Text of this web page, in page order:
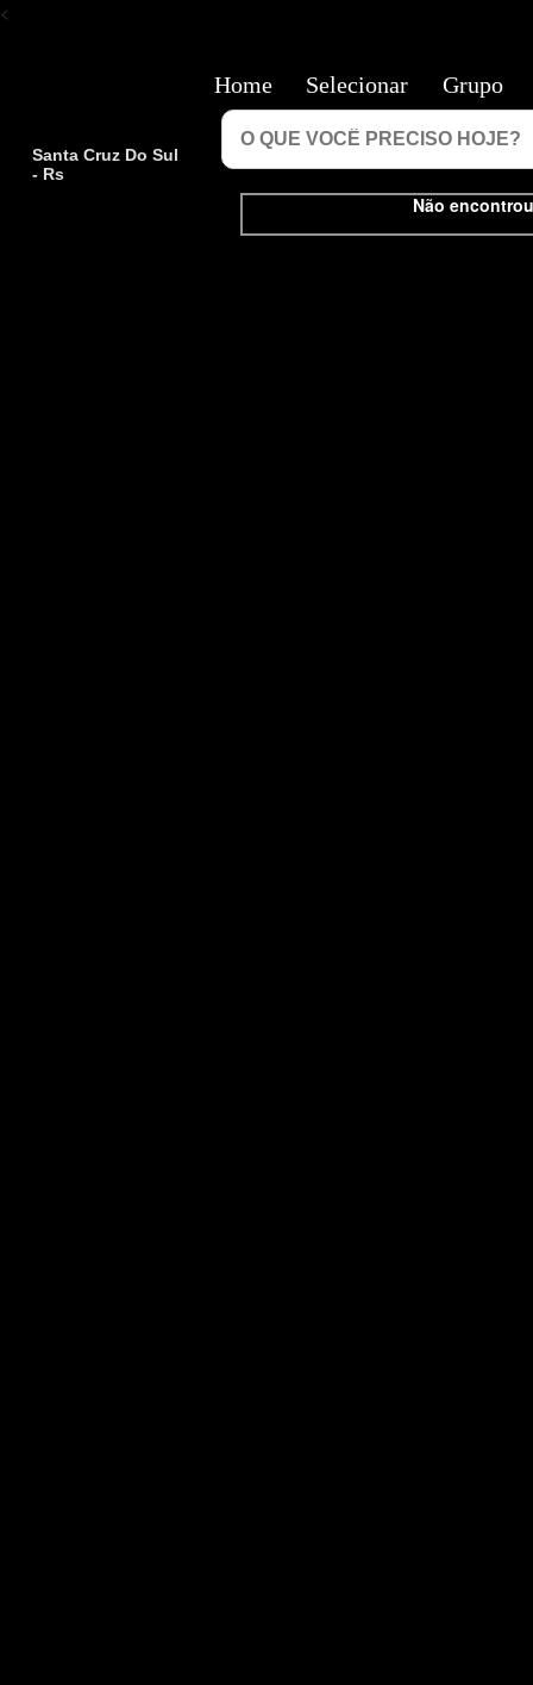
<
Santa Cruz Do Sul
- Rs
Não
Home Selecionar Grupo